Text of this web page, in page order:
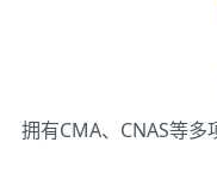
拥有CMA、CNAS等